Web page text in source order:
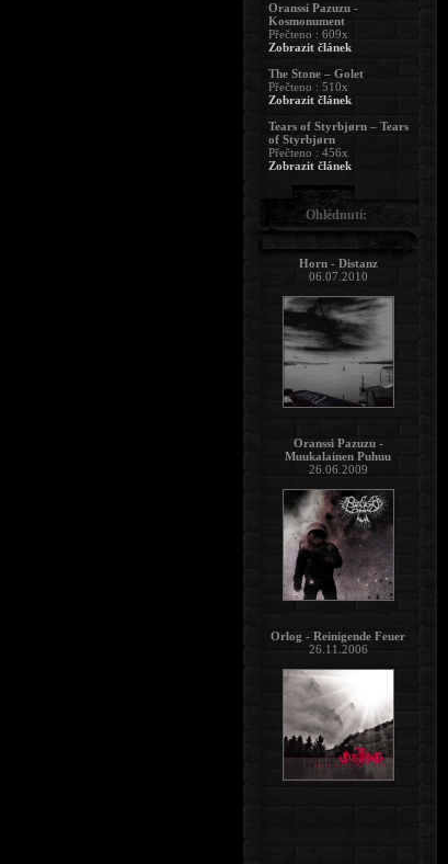
Oranssi Pazuzu -
Kosmonument
Přečteno : 609x
Zobrazit článek
The Stone – Golet
Přečteno : 510x
Zobrazit článek
Tears of Styrbjørn – Tears
of Styrbjørn
Přečteno : 456x
Zobrazit článek
Ohlédnutí:
Horn - Distanz
06.07.2010
Oranssi Pazuzu -
Muukalainen Puhuu
26.06.2009
Orlog - Reinigende Feuer
26.11.2006